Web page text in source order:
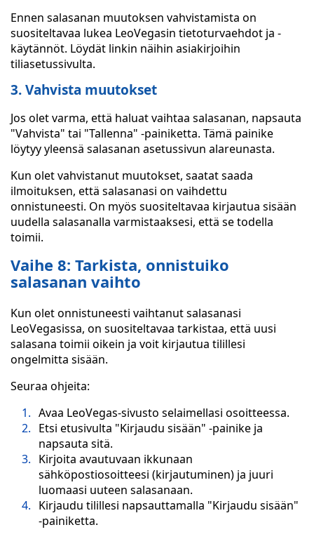
Ennen salasanan muutoksen vahvistamista on
suositeltavaa lukea LeoVegasin tietoturvaehdot ja -
käytännöt. Löydät linkin näihin asiakirjoihin
tiliasetussivulta.
3. Vahvista muutokset
Jos olet varma, että haluat vaihtaa salasanan, napsauta
"Vahvista" tai "Tallenna" -painiketta. Tämä painike
löytyy yleensä salasanan asetussivun alareunasta.
Kun olet vahvistanut muutokset, saatat saada
ilmoituksen, että salasanasi on vaihdettu
onnistuneesti. On myös suositeltavaa kirjautua sisään
uudella salasanalla varmistaaksesi, että se todella
toimii.
Vaihe 8: Tarkista, onnistuiko
salasanan vaihto
Kun olet onnistuneesti vaihtanut salasanasi
LeoVegasissa, on suositeltavaa tarkistaa, että uusi
salasana toimii oikein ja voit kirjautua tilillesi
ongelmitta sisään.
Seuraa ohjeita:
Avaa LeoVegas-sivusto selaimellasi osoitteessa.
Etsi etusivulta "Kirjaudu sisään" -painike ja
napsauta sitä.
Kirjoita avautuvaan ikkunaan
sähköpostiosoitteesi (kirjautuminen) ja juuri
luomaasi uuteen salasanaan.
Kirjaudu tilillesi napsauttamalla "Kirjaudu sisään"
-painiketta.